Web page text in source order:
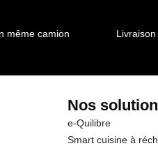
même camion
Nos
e-Quilibre
Smart cuisine à